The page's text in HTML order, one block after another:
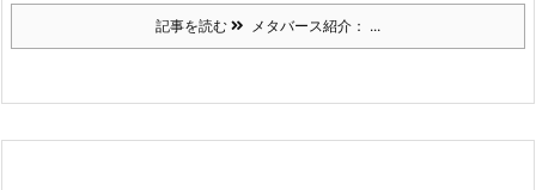
記事を読む メタバース紹介： ...